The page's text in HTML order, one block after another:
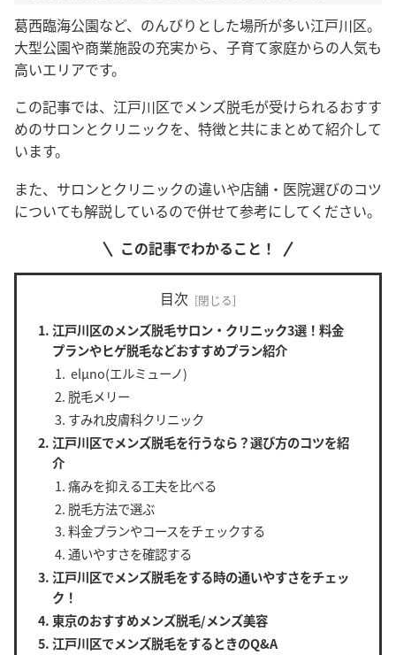
葛西臨海公園など、のんびりとした場所が多い江戸川区。
大型公園や商業施設の充実から、子育て家庭からの人気も
高いエリアです。
この記事では、江戸川区でメンズ脱毛が受けられるおすす
めのサロンとクリニックを、特徴と共にまとめて紹介して
います。
また、サロンとクリニックの違いや店舗・医院選びのコツ
についても解説しているので併せて参考にしてください。
この記事でわかること！
目次
江戸川区のメンズ脱毛サロン・クリニック3選！料金
プランやヒゲ脱毛などおすすめプラン紹介
elµno(エルミューノ)
脱毛メリー
すみれ皮膚科クリニック
江戸川区でメンズ脱毛を行うなら？選び方のコツを紹
介
痛みを抑える工夫を比べる
脱毛方法で選ぶ
料金プランやコースをチェックする
通いやすさを確認する
江戸川区でメンズ脱毛をする時の通いやすさをチェッ
ク！
東京のおすすめメンズ脱毛/メンズ美容
江戸川区でメンズ脱毛をするときのQ&A